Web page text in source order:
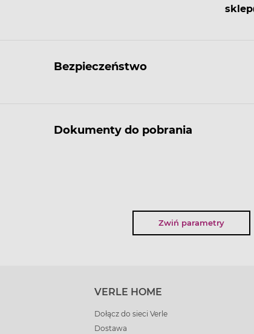
Bezpieczeństwo
Dokumenty do pobrania
Zwiń parametry
VERLE HOME
Dołącz do sieci Verle
Dostawa